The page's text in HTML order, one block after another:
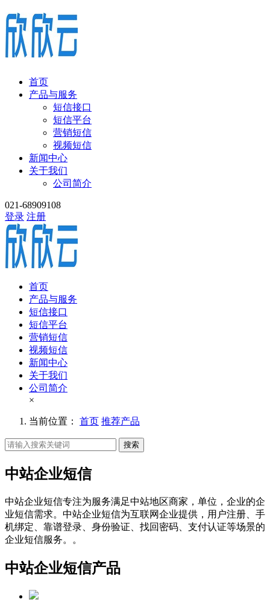
首页
产品与服务
短信接口
短信平台
营销短信
视频短信
新闻中心
关于我们
公司简介
021-68909108
登录 注册
首页
产品与服务
短信接口
短信平台
营销短信
视频短信
新闻中心
关于我们
公司简介
×
当前位置： 首页 推荐产品
搜索
中站企业短信
中站企业短信专注为服务满足中站地区商家，单位，企业的企
业短信需求。中站企业短信为互联网企业提供，用户注册、手
机绑定、靠谱登录、身份验证、找回密码、支付认证等场景的
企业短信服务。。
中站企业短信产品